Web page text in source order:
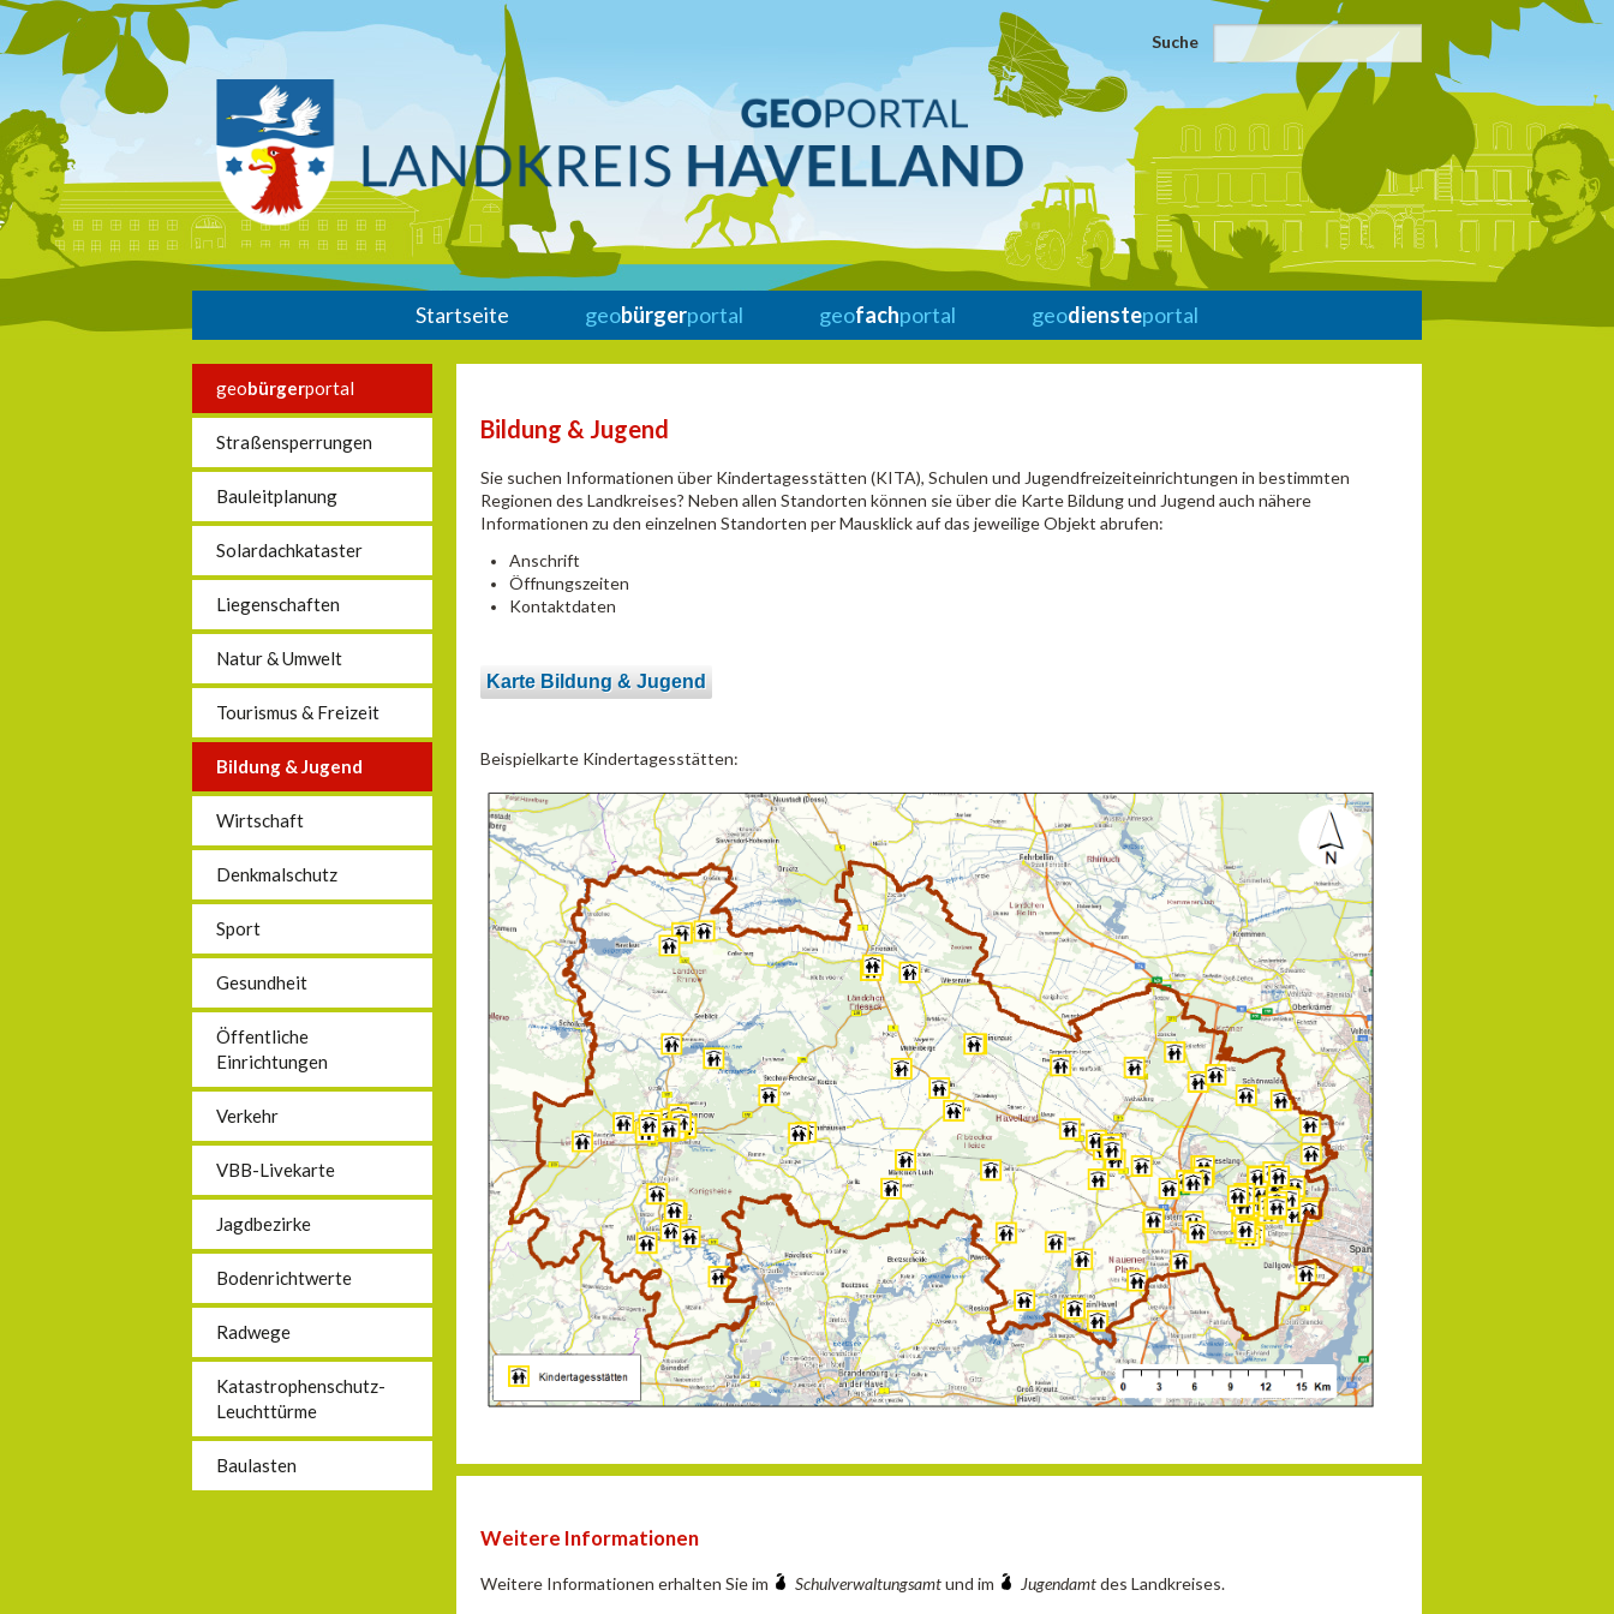
Suche
Startseite geobürgerportal geofachportal geodiensteportal
geobürgerportal
Straßensperrungen
Bauleitplanung
Solardachkataster
Liegenschaften
Natur & Umwelt
Tourismus & Freizeit
Bildung & Jugend
Wirtschaft
Denkmalschutz
Sport
Gesundheit
Öffentliche
Einrichtungen
Verkehr
VBB-Livekarte
Jagdbezirke
Bodenrichtwerte
Radwege
Katastrophenschutz-
Leuchttürme
Baulasten
Bildung & Jugend
Sie suchen Informationen über Kindertagesstätten (KITA), Schulen und Jugendfreizeiteinrichtungen in bestimmten
Regionen des Landkreises? Neben allen Standorten können sie über die Karte Bildung und Jugend auch nähere
Informationen zu den einzelnen Standorten per Mausklick auf das jeweilige Objekt abrufen:
Anschrift
Öffnungszeiten
Kontaktdaten
Karte Bildung & Jugend
Beispielkarte Kindertagesstätten:
Weitere Informationen
Weitere Informationen erhalten Sie im Schulverwaltungsamtund im Jugendamtdes Landkreises.